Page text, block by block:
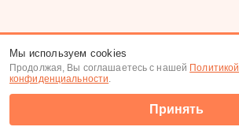
Мы используем cookies
Продолжая, Вы соглашаетесь с нашей Политикой
конфиденциальности.
Принять